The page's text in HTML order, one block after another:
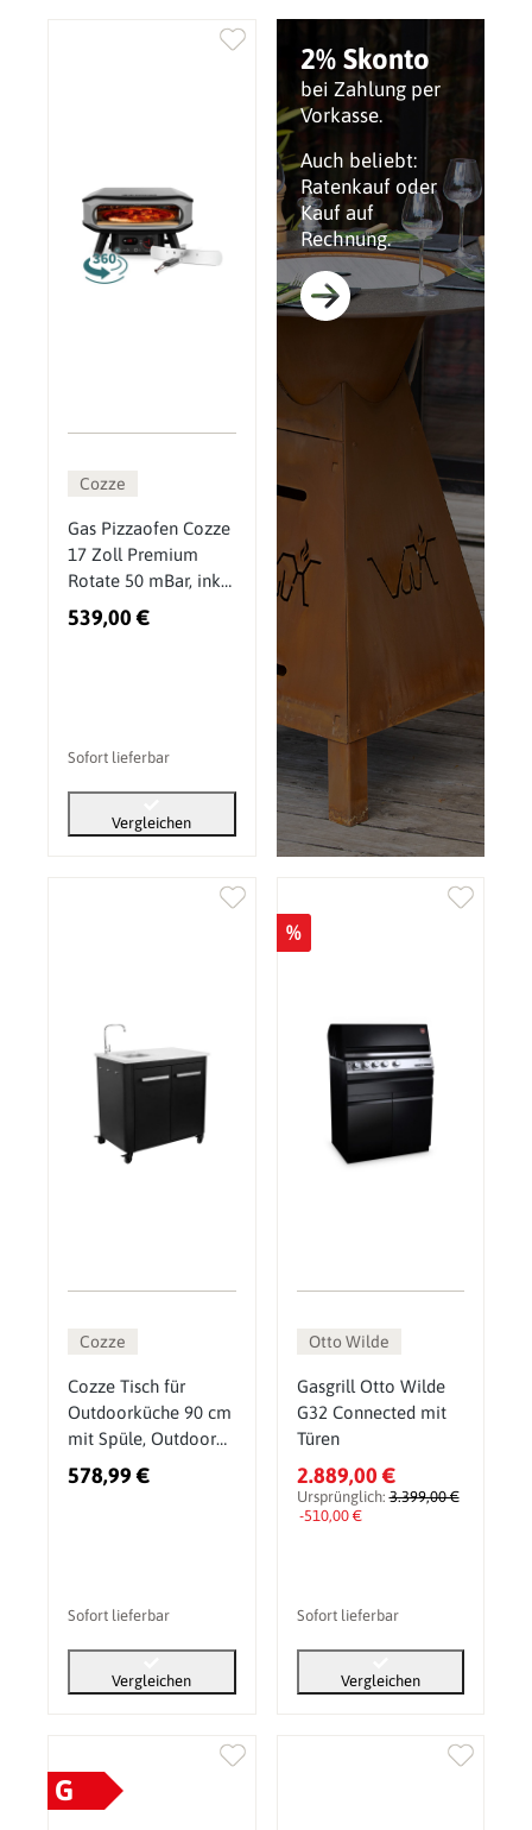
2% Skonto
bei Zahlung per
Vorkasse.
Auch beliebt:
Ratenkauf oder
Kauf auf
Rechnung.
Cozze
Gas Pizzaofen Cozze
17 Zoll Premium
Rotate 50 mBar, inkl.
drehbarem
Pizzastein &
539,00 €
Sofort lieferbar
Vergleichen
Cozze
Cozze Tisch für
Outdoorküche 90 cm
mit Spüle, Outdoor
Spülenschrank
578,99 €
Sofort lieferbar
Vergleichen
%
Otto Wilde
Gasgrill Otto Wilde
G32 Connected mit
Türen
2.889,00 €
Ursprünglich:3.399,00 €
-510,00 €
Sofort lieferbar
Vergleichen
G